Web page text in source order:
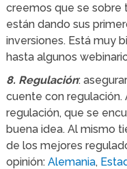
creemos que se sobre
están dando sus
inversiones. Está muy
hasta algunos
8. Regulación:
cuente con regulación.
regulación, que se
buena idea. Al mismo
de los mejores
opinión: Alemania,